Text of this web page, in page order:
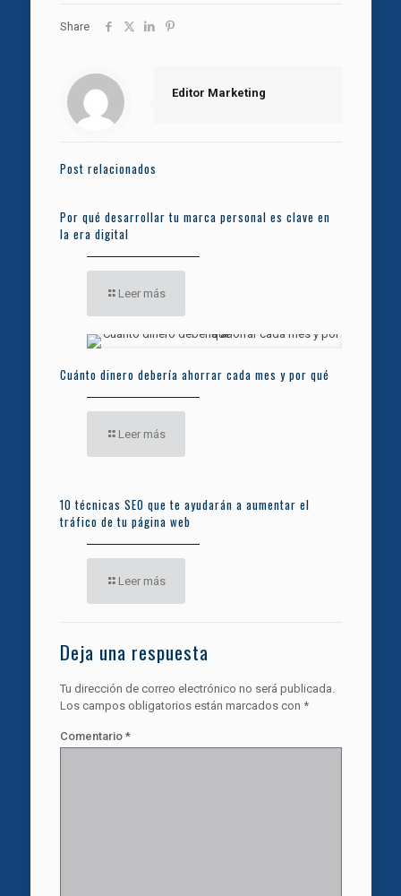
Share
Editor Marketing
Post relacionados
Por qué desarrollar tu marca personal es clave en
la era digital
Leer más
Cuánto dinero debería ahorrar cada mes y por qué
Leer más
10 técnicas SEO que te ayudarán a aumentar el
tráfico de tu página web
Leer más
Deja una respuesta
Tu dirección de correo electrónico no será publicada.
Los campos obligatorios están marcados con *
Comentario *